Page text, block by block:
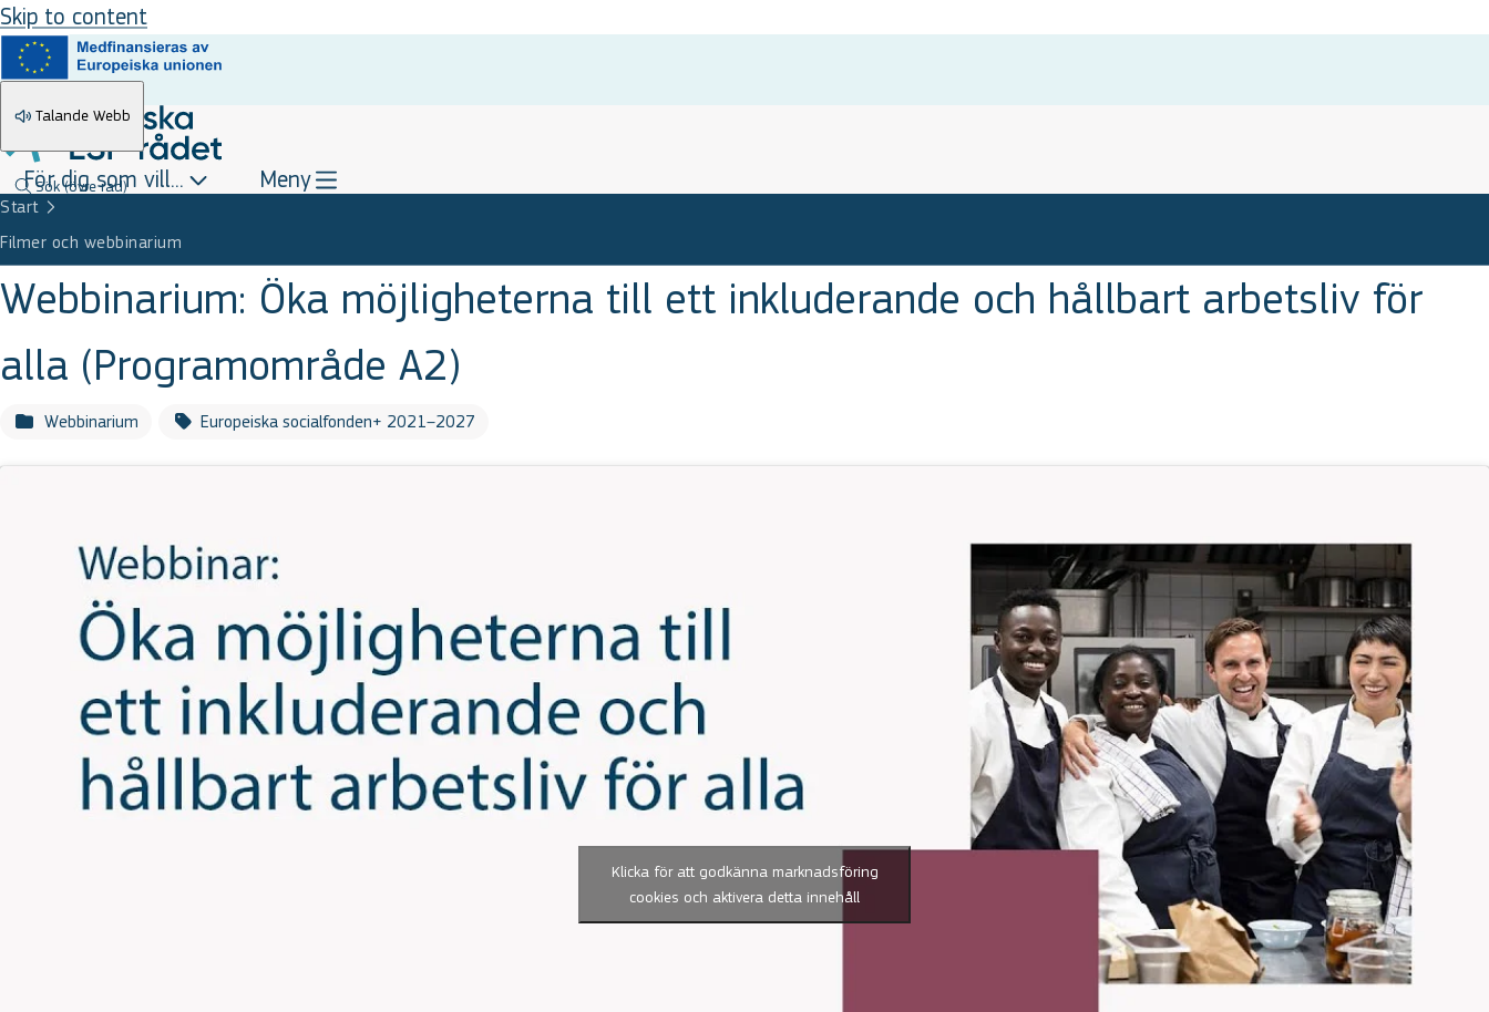
Skip to content
Talande Webb
Sök(övre rad)
För dig som vill... Meny
Start
Filmer och webbinarium
Webbinarium: Öka möjligheterna till ett inkluderande och hållbart arbetsliv för
alla (Programområde A2)
Webbinarium Europeiska socialfonden+ 2021–2027
Klicka för att godkänna marknadsföring
cookies och aktivera detta innehåll